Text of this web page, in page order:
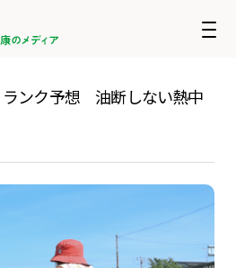
ランク予想 油断しない熱中